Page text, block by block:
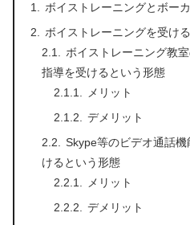
ボイストレーニングとボー
ボイストレーニングを受け
ボイストレーニング教
指導を受けるという形態
メリット
デメリット
Skype等のビデオ通話
けるという形態
メリット
デメリット